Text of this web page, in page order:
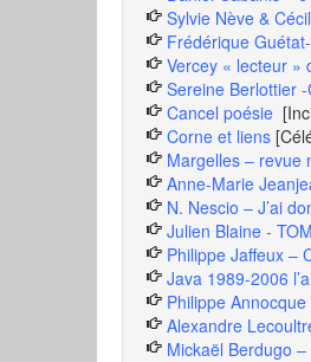
Sylvie Nève &
Frédérique
Vercey « lecteur »
Sereine Berlottier
Cancel poésie
Corne et liens
Margelles – revue
Anne-Marie
N. Nescio – J’ai
Julien Blaine -
Philippe Jaffeux –
Java 1989-2006
Philippe
Alexandre
Mickaël Berdugo –